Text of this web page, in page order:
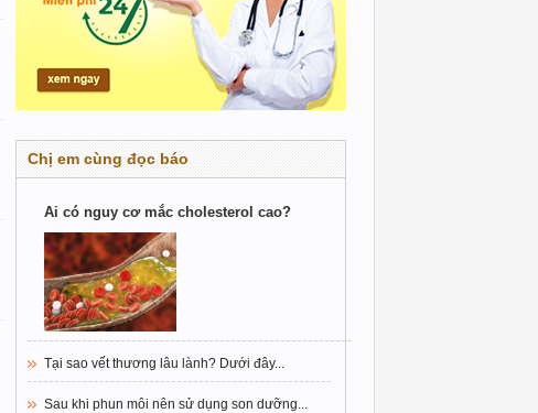
Chị em cùng đọc báo
Ai có nguy cơ mắc cholesterol cao?
Tại sao vết thương lâu lành? Dưới đây...
Sau khi phun môi nên sử dụng son dưỡng...